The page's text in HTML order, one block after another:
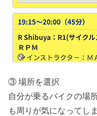
③ 場所を選択
自分が乗るバイクの場
も周りが気になってし